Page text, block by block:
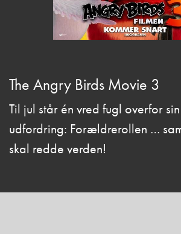
The Angry Birds Movie 3
Til jul står én vred fugl overfor
udfordring: Forældrerollen …
skal redde verden!